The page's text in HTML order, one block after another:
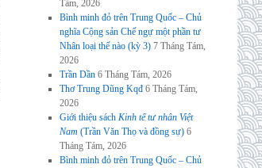
Tám, 2026
Bình minh đỏ trên Trung Quốc – Chủ
nghĩa Cộng sản Chế ngự một phần tư
Nhân loại thế nào (kỳ 3) 7 Tháng Tám,
2026
Trần Dần 6 Tháng Tám, 2026
Thơ Trung Dũng Kqđ 6 Tháng Tám,
2026
Giới thiệu sách Kinh tế tư nhân Việt
Nam (Trần Văn Thọ và đồng sự) 6
Tháng Tám, 2026
Bình minh đỏ trên Trung Quốc – Chủ